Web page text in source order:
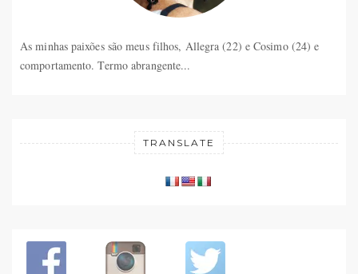
As minhas paixões são meus filhos, Allegra (22) e Cosimo (24) e
comportamento. Termo abrangente...
TRANSLATE